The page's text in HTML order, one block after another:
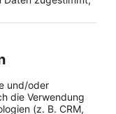
und/oder
die Verwendung
(z. B. CRM,